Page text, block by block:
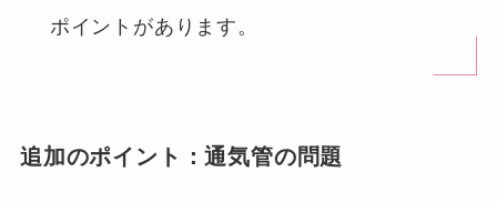
ポイントがあります。
追加のポイント ：通気管の問題